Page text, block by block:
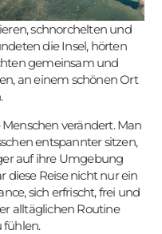
schnorchelten und
die Insel, hörten
gemeinsam und
an einem schönen Ort
verändert. Man
entspannter sitzen,
auf ihre Umgebung
diese Reise nicht nur ein
sich erfrischt, frei und
alltäglichen Routine
fühlen.